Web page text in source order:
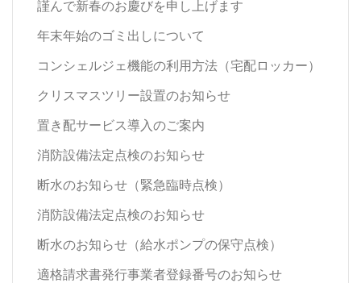
謹んで新春のお慶びを申し上げます
年末年始のゴミ出しについて
コンシェルジェ機能の利用方法（宅配ロッカー）
クリスマスツリー設置のお知らせ
置き配サービス導入のご案内
消防設備法定点検のお知らせ
断水のお知らせ（緊急臨時点検）
消防設備法定点検のお知らせ
断水のお知らせ（給水ポンプの保守点検）
適格請求書発行事業者登録番号のお知らせ